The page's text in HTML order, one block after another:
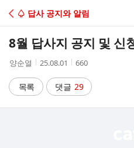
C
A
♤ 답사 공지와 알림
8월 답사지 공지 및 신
작
자
양순열
작
시
간
25.08.01
조
수
660
목록 댓글 29